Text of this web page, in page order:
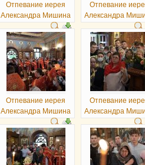
Отпевание иерея
Александра Мишина
Отпевание
Александра
Отпевание иерея
Александра Мишина
Отпевание
Александра